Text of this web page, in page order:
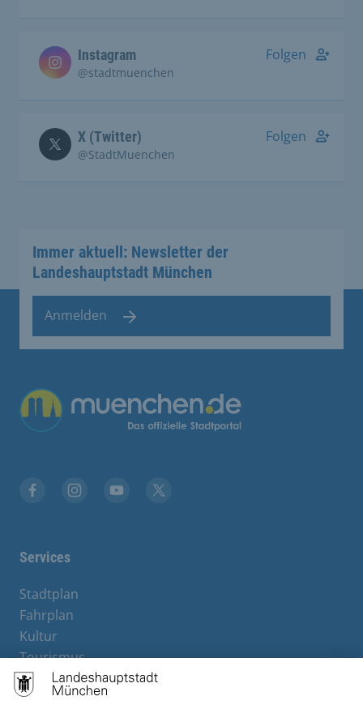
Instagram
@stadtmuenchen
Folgen
X (Twitter)
@StadtMuenchen
Folgen
Immer aktuell: Newsletter der
Landeshauptstadt München
Anmelden
Services
Stadtplan
Fahrplan
Kultur
Tourismus
M-Strom
Bürgerservice